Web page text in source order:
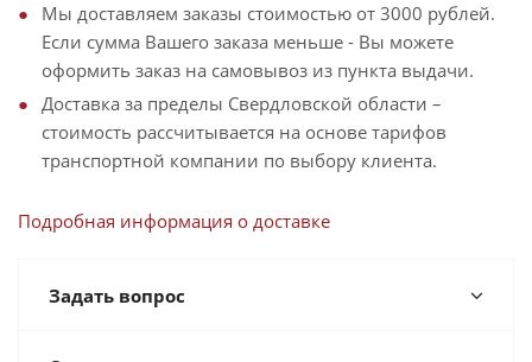
Мы доставляем заказы стоимостью от 3000 рублей.
Если сумма Вашего заказа меньше - Вы можете
оформить заказ на самовывоз из пункта выдачи.
Доставка за пределы Свердловской области –
стоимость рассчитывается на основе тарифов
транспортной компании по выбору клиента.
Подробная информация о доставке
Задать вопрос